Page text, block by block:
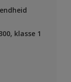
klasse 1